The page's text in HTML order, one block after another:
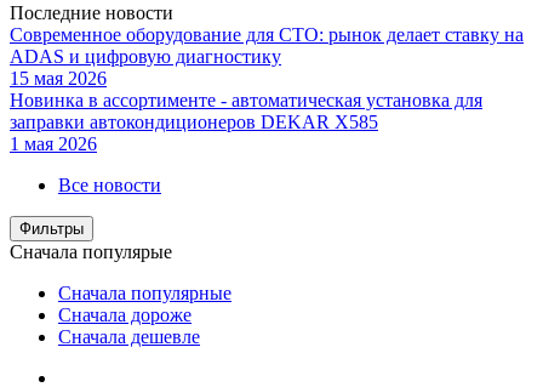
Последние новости
Современное оборудование для СТО: рынок делает ставку на
ADAS и цифровую диагностику
15 мая 2026
Новинка в ассортименте - автоматическая установка для
заправки автокондиционеров DEKAR X585
1 мая 2026
Все новости
Фильтры
Сначала популярые
Сначала популярные
Сначала дороже
Сначала дешевле